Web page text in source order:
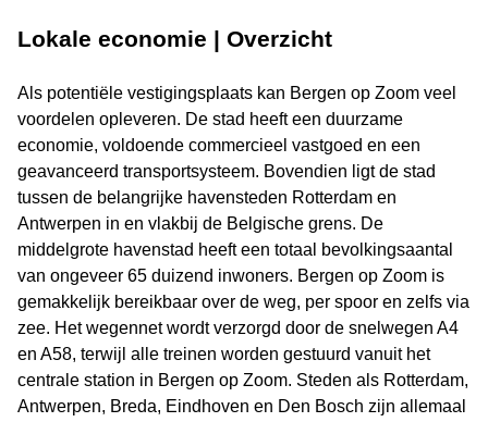
Lokale economie | Overzicht
Als potentiële vestigingsplaats kan Bergen op Zoom veel
voordelen opleveren. De stad heeft een duurzame
economie, voldoende commercieel vastgoed en een
geavanceerd transportsysteem. Bovendien ligt de stad
tussen de belangrijke havensteden Rotterdam en
Antwerpen in en vlakbij de Belgische grens. De
middelgrote havenstad heeft een totaal bevolkingsaantal
van ongeveer 65 duizend inwoners. Bergen op Zoom is
gemakkelijk bereikbaar over de weg, per spoor en zelfs via
zee. Het wegennet wordt verzorgd door de snelwegen A4
en A58, terwijl alle treinen worden gestuurd vanuit het
centrale station in Bergen op Zoom. Steden als Rotterdam,
Antwerpen, Breda, Eindhoven en Den Bosch zijn allemaal